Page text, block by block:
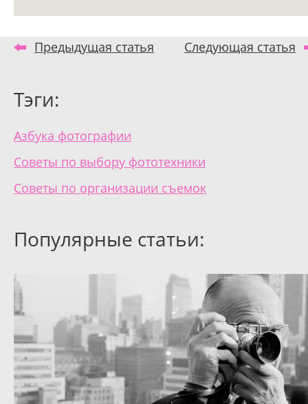
Предыдущая статья Следующая статья
Тэги:
Азбука фотографии
Советы по выбору фототехники
Советы по организации съемок
Популярные статьи: